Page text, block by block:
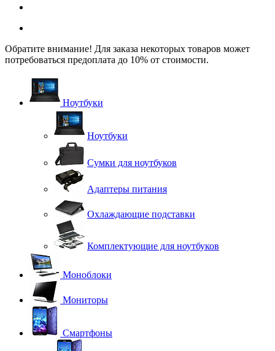
Обратите внимание! Для заказа некоторых товаров может
потребоваться предоплата до 10% от стоимости.
Ноутбуки
Ноутбуки
Сумки для ноутбуков
Адаптеры питания
Охлаждающие подставки
Комплектующие для ноутбуков
Моноблоки
Мониторы
Смартфоны